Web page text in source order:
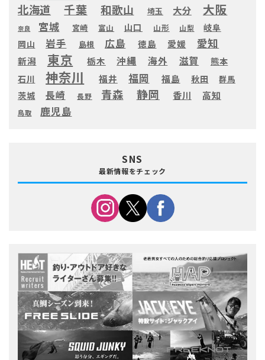
北海道 千葉 和歌山 埼玉 大分 大阪
奈良 宮城 宮崎 富山 山口 山形 山梨
岐阜
岡山
岩手 島根 広島 徳島 愛媛 愛知
新潟 東京 栃木 沖縄 海外 滋賀
熊本
石川
神奈川 福井 福岡 福島 秋田 群馬
茨城 長崎 長野 青森 静岡 香川 高知
鳥取 鹿児島
SNS
最新情報をチェック